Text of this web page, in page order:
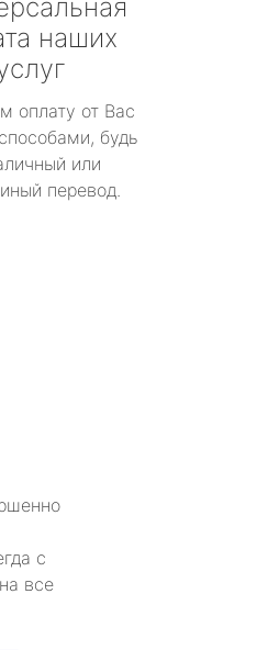
наших
оплату от Вас
будь
или
перевод.
с
все